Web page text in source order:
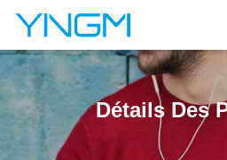
Détails Des